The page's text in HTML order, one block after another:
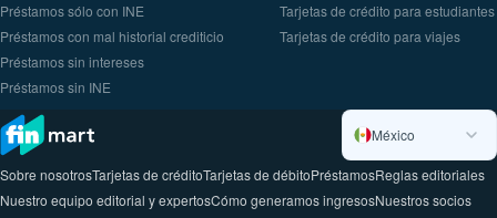
Préstamos sólo con INE
Préstamos con mal historial crediticio
Préstamos sin intereses
Préstamos sin INE
Tarjetas de crédito para estudiantes
Tarjetas de crédito para viajes
México
Sobre nosotrosTarjetas de créditoTarjetas de débitoPréstamosReglas editoriales
Nuestro equipo editorial y expertosCómo generamos ingresosNuestros socios